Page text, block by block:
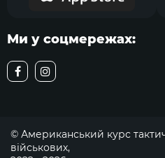
Ми у соцмережах:
© Американський курс
військових,